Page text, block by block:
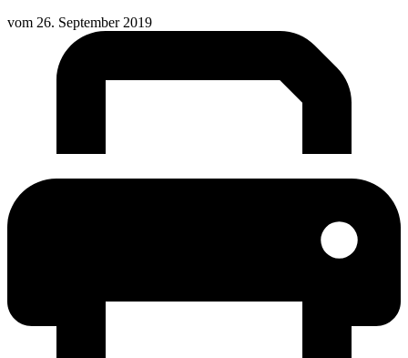
vom 26. September 2019